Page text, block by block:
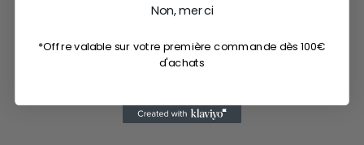
Non, merci
*Offre valable sur votre première commande dès 100€
d'achats